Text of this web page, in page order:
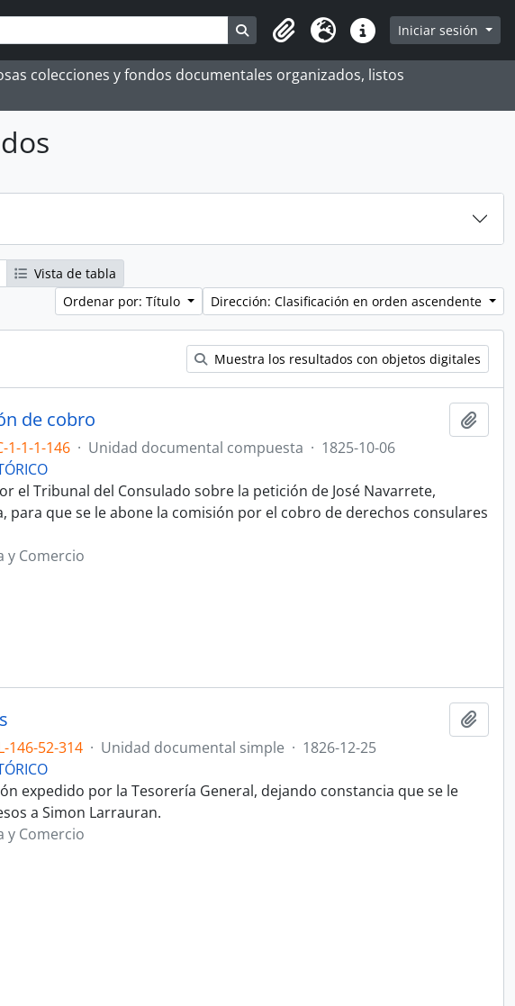
Search in browse page
Portapapeles
Idioma Enlaces rápidos
Iniciar sesión
colecciones y fondos documentales organizados, listos
Vista de tabla
Ordenar por: Título
Dirección: Clasificación en orden ascendente
Muestra los resultados con objetos digitales
de cobro
1-1-1-146 · Unidad documental compuesta · 1825-10-06
el Tribunal del Consulado sobre la petición de José Navarrete,
para que se le abone la comisión por el cobro de derechos consulares
y Comercio
146-52-314 · Unidad documental simple · 1826-12-25
expedido por la Tesorería General, dejando constancia que se le
a Simon Larrauran.
y Comercio